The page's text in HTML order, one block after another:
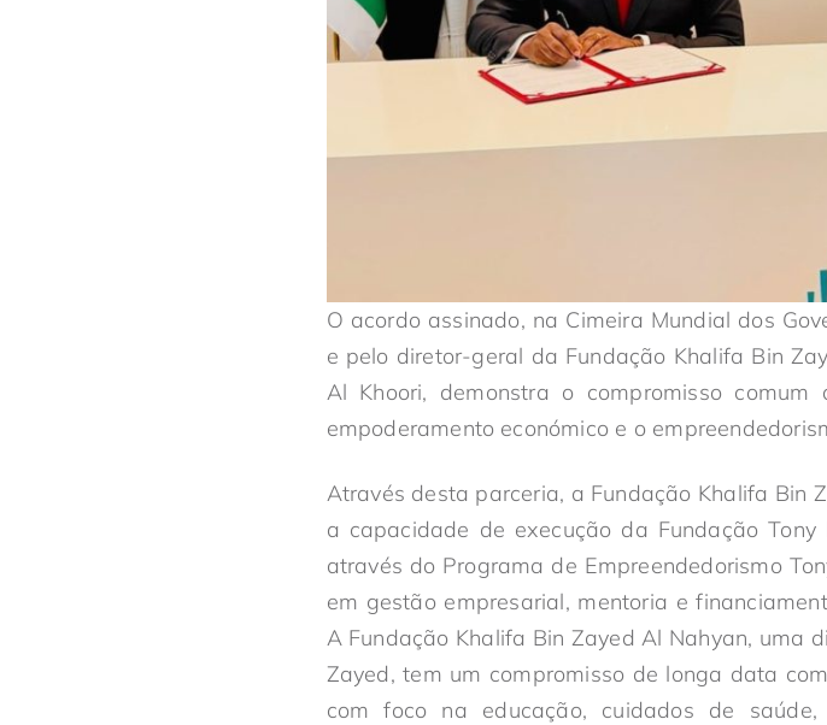
O acordo assinado, na Cimeira Mundial dos
e pelo diretor-geral da Fundação Khalifa Bin
Al Khoori, demonstra o compromisso
empoderamento económico e o
Através desta parceria, a Fundação Khalifa Bin
a capacidade de execução da Fundação
através do Programa de Empreendedorismo
em gestão empresarial, mentoria e
A Fundação Khalifa Bin Zayed Al Nahyan, uma
Zayed, tem um compromisso de longa data
com foco na educação, cuidados de saúde,